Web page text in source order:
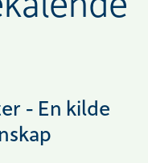
- En kilde